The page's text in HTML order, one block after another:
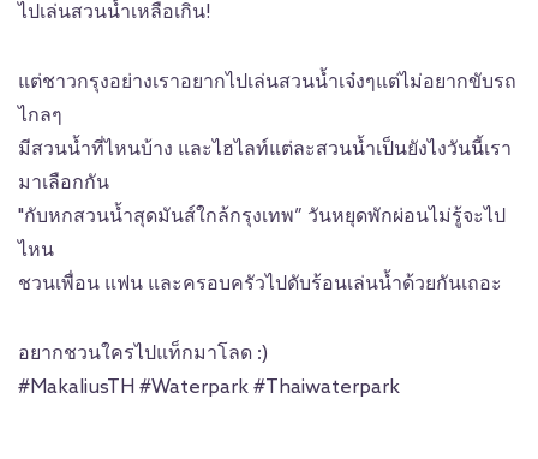
ไปเล่นสวนน้ำเหลือเกิน!
แต่ชาวกรุงอย่างเราอยากไปเล่นสวนน้ำเจ๋งๆแต่ไม่อยากขับรถ
ไกลๆ
มีสวนน้ำที่ไหนบ้าง และไฮไลท์แต่ละสวนน้ำเป็นยังไงวันนี้เรา
มาเลือกกัน
"กับหกสวนน้ำสุดมันส์ใกล้กรุงเทพ” วันหยุดพักผ่อนไม่รู้จะไป
ไหน
ชวนเพื่อน แฟน และครอบครัวไปดับร้อนเล่นน้ำด้วยกันเถอะ
อยากชวนใครไปแท็กมาโลด :)
#MakaliusTH #Waterpark #Thaiwaterpark